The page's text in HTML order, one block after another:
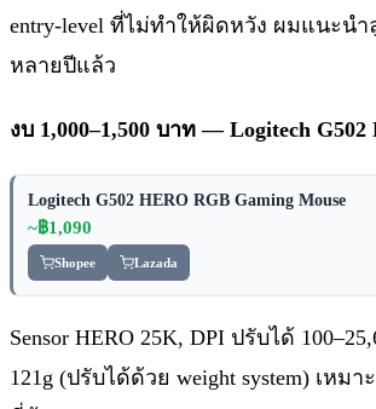
entry-level ที่ไม่ทำให้ผิดหวัง ผมแนะน
หลายปีแล้ว
งบ 1,000–1,500 บาท — Logitech G502
Logitech G502 HERO RGB Gaming Mouse
~฿1,090
Shopee Lazada
Sensor HERO 25K, DPI ปรับได้
121g (ปรับได้ด้วย weight system) เหมา